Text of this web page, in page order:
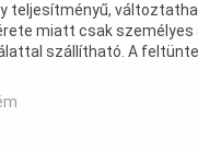
teljesítményű,
miatt csak személyes
szállítható. A